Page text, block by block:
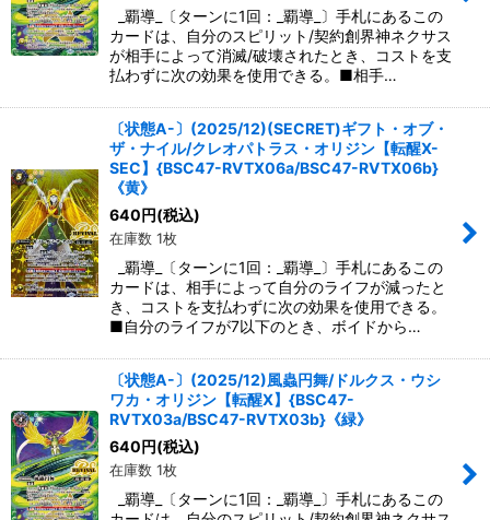
_覇導_〔ターンに1回：_覇導_〕手札にあるこの
カードは、自分のスピリット/契約創界神ネクサス
が相手によって消滅/破壊されたとき、コストを支
払わずに次の効果を使用できる。■相手…
〔状態A-〕(2025/12)(SECRET)ギフト・オブ・
ザ・ナイル/クレオパトラス・オリジン【転醒X-
SEC】{BSC47-RVTX06a/BSC47-RVTX06b}
《黄》
640円(税込)
在庫数 1枚
_覇導_〔ターンに1回：_覇導_〕手札にあるこの
カードは、相手によって自分のライフが減ったと
き、コストを支払わずに次の効果を使用できる。
■自分のライフが7以下のとき、ボイドから…
〔状態A-〕(2025/12)風蟲円舞/ドルクス・ウシ
ワカ・オリジン【転醒X】{BSC47-
RVTX03a/BSC47-RVTX03b}《緑》
640円(税込)
在庫数 1枚
_覇導_〔ターンに1回：_覇導_〕手札にあるこの